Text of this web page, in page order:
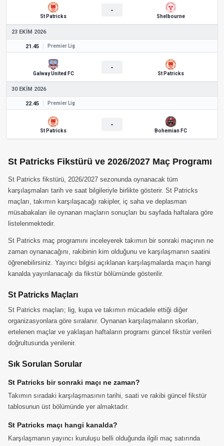
St Patricks
-
Shelbourne
23 EKIM 2026
21.45 Premier Lig
Galway United FC
-
St Patricks
30 EKIM 2026
22.45 Premier Lig
St Patricks
-
Bohemian FC
St Patricks Fikstürü ve 2026/2027 Maç Programı
St Patricks fikstürü, 2026/2027 sezonunda oynanacak tüm
karşılaşmaları tarih ve saat bilgileriyle birlikte gösterir. St Patricks
maçları, takımın karşılaşacağı rakipler, iç saha ve deplasman
müsabakaları ile oynanan maçların sonuçları bu sayfada haftalara göre
listelenmektedir.
St Patricks maç programını inceleyerek takımın bir sonraki maçının ne
zaman oynanacağını, rakibinin kim olduğunu ve karşılaşmanın saatini
öğrenebilirsiniz. Yayıncı bilgisi açıklanan karşılaşmalarda maçın hangi
kanalda yayınlanacağı da fikstür bölümünde gösterilir.
St Patricks Maçları
St Patricks maçları; lig, kupa ve takımın mücadele ettiği diğer
organizasyonlara göre sıralanır. Oynanan karşılaşmaların skorları,
ertelenen maçlar ve yaklaşan haftaların programı güncel fikstür verileri
doğrultusunda yenilenir.
Sık Sorulan Sorular
St Patricks bir sonraki maçı ne zaman?
Takımın sıradaki karşılaşmasının tarihi, saati ve rakibi güncel fikstür
tablosunun üst bölümünde yer almaktadır.
St Patricks maçı hangi kanalda?
Karşılaşmanın yayıncı kuruluşu belli olduğunda ilgili maç satırında